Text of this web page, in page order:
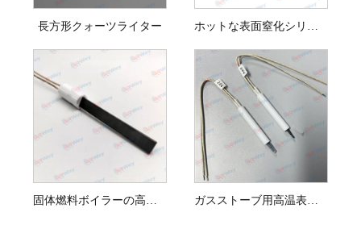
長方形クォーツライター ホットな表面窒化シリコンSI3N4スイミングプール用のイグネター
固体燃料ボイラーの高温SIC加熱要素 ガスストーブ用高温表面窒化ケイ素点火装置